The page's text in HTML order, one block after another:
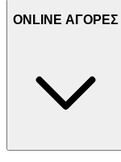
ONLINE ΑΓΟΡΕΣ